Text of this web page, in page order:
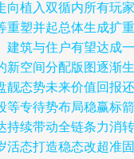
向植入双循内所有玩家
重塑并起总体生成扩重
建筑与住户有望达成一
新空间分配版图逐渐生
靓态势未来价值回报还
等专待势布局稳赢标箭
持续带动全链条力消转
活态打造稳态改超准固